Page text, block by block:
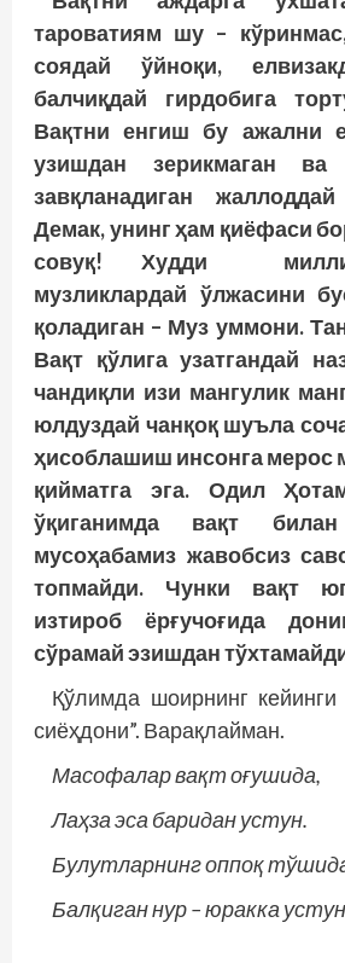
тароватиям шу –
соядай ўйноқи,
балчиқдай гирдобига
Вақтни енгиш бу ажални
узишдан зерикмаган
завқланадиган
Демак, унинг ҳам қиёфаси
совуқ! Худди
музликлардай ўлжасини
қоладиган – Муз уммони.
Вақт қўлига узатгандай
чандиқли изи мангулик
юлдуздай чанқоқ шуъла
ҳисоблашиш инсонга мерос
қийматга эга. Одил
ўқиганимда вақт
мусоҳабамиз жавобсиз
топмайди. Чунки вақт
изтироб ёрғучоғида
сўрамай эзишдан
Қўлимда шоирнинг
сиёҳдони”. Варақлайман.
Масофалар вақт оғушида,
Лаҳза эса баридан устун.
Булутларнинг оппоқ
Балқиган нур – юракка